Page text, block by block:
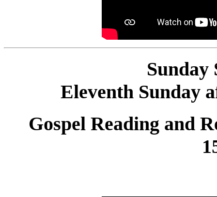
Sunday
Eleventh Sunday
Gospel Reading and